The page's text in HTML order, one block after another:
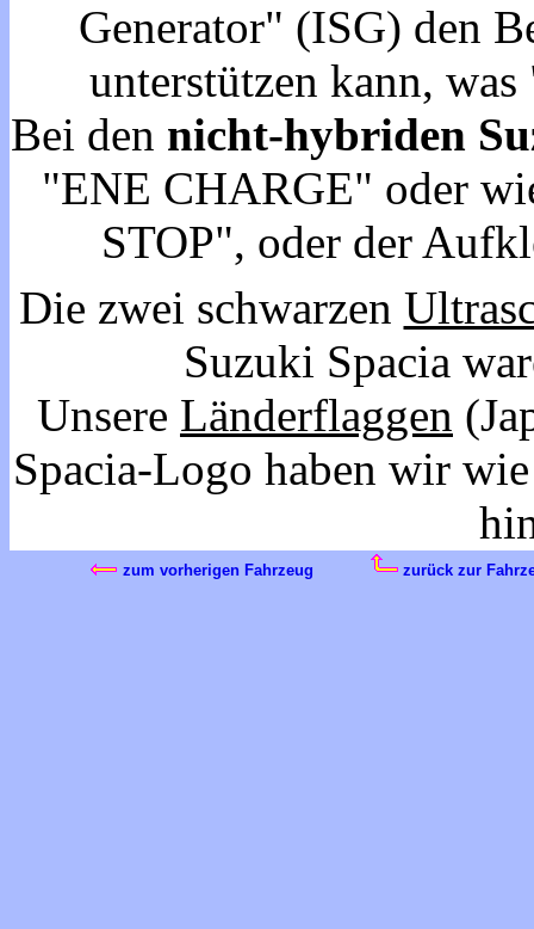
Generator" (ISG) den
unterstützen kann,
Bei den nicht-hybriden
"ENE CHARGE" oder
STOP", oder der
Die zwei schwarzen
Suzuki Spacia
Unsere Länderflaggen
Spacia-Logo haben wir
zum vorherigen Fahrzeug zurück zur